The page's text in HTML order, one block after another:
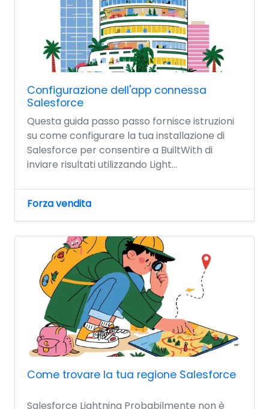
Configurazione dell'app connessa
Salesforce
Questa guida passo passo fornisce istruzioni
su come configurare la tua installazione di
Salesforce per consentire a BuiltWith di
inviare risultati utilizzando Light...
Forza vendita
Come trovare la tua regione Salesforce
Salesforce Lightning Probabilmente non è